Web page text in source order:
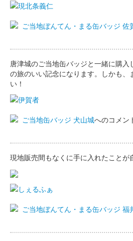
ご当地ぼんてん・まる缶バッジ 佐
唐津城のご当地缶バッジと一緒に購
の旅のいい記念になります。しかも、
い！
ご当地缶バッジ 犬山城へのコメン
現地販売間もなくに手に入れたことが
ご当地ぼんてん・まる缶バッジ 福